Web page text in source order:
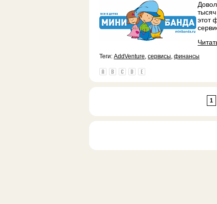
этот
Теги: AddVenture, сервисы, финансы
1